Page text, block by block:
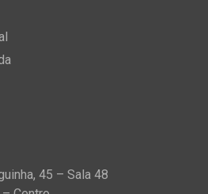
45 – Sala 48